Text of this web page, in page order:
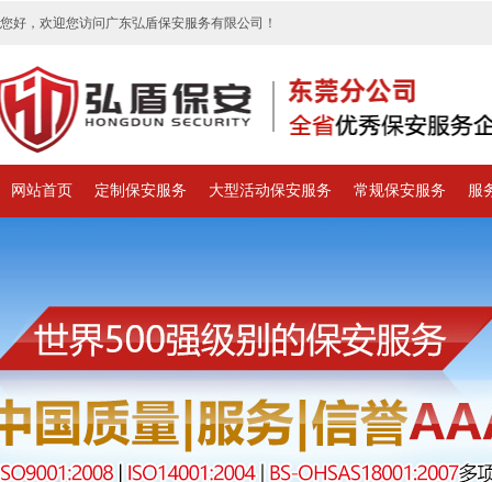
您好，欢迎您访问广东弘盾保安服务有限公司！
网站首页 定制保安服务 大型活动保安服务 常规保安服务 服